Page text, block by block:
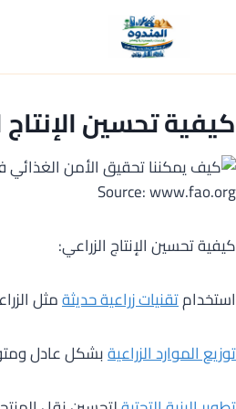
كيفيةتحسين الإنتاج
Source: www.fao.org
كيفية تحسين الإنتاج الزراعي:
استخدامتقنيات زراعية حديثةمثل
توزيع الموارد الزراعيةبشكل عادل